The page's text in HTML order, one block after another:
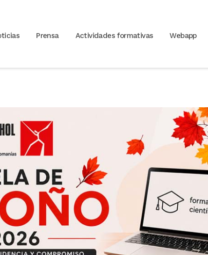
Prensa Actividades formativas Webapp